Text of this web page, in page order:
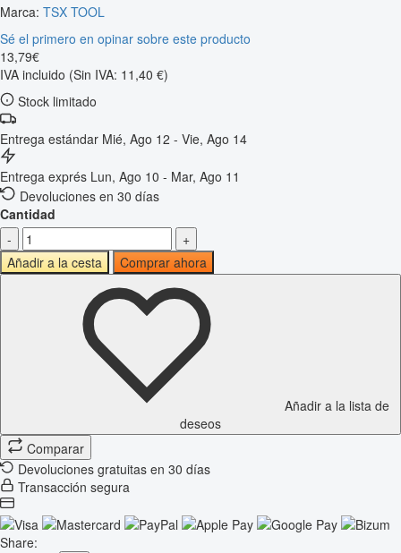
Marca: TSX TOOL
Sé el primero en opinar sobre este producto
13,79€
IVA incluido (Sin IVA: 11,40 €)
Stock limitado
Entrega estándar Mié, Ago 12 - Vie, Ago 14
Entrega exprés Lun, Ago 10 - Mar, Ago 11
Devoluciones en 30 días
Cantidad
-
+
Añadir a la cesta
Comprar ahora
Añadir a la lista de
deseos
Comparar
Devoluciones gratuitas en 30 días
Transacción segura
Share: